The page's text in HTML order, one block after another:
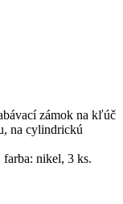
zámok na kľúč
na cylindrickú
nikel, 3 ks.